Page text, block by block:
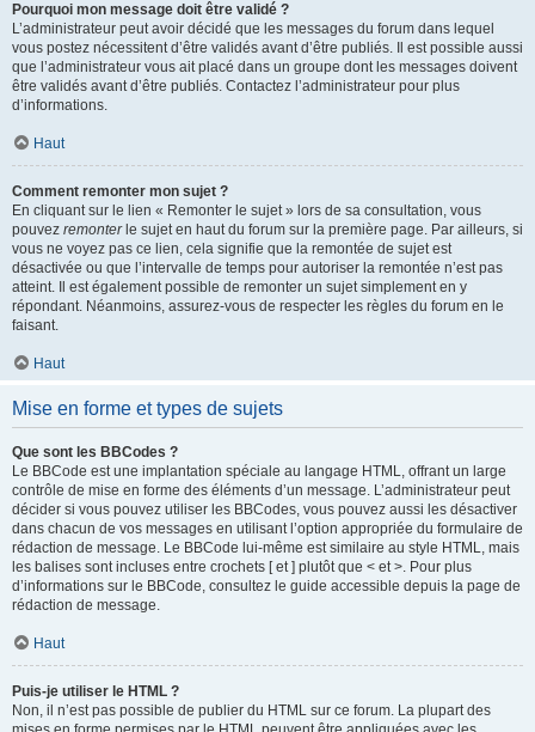
Pourquoi mon message doit être validé ?
L’administrateur peut avoir décidé que les messages du forum dans lequel
vous postez nécessitent d’être validés avant d’être publiés. Il est possible aussi
que l’administrateur vous ait placé dans un groupe dont les messages doivent
être validés avant d’être publiés. Contactez l’administrateur pour plus
d’informations.
Haut
Comment remonter mon sujet ?
En cliquant sur le lien « Remonter le sujet » lors de sa consultation, vous
pouvez remonterle sujet en haut du forum sur la première page. Par ailleurs, si
vous ne voyez pas ce lien, cela signifie que la remontée de sujet est
désactivée ou que l’intervalle de temps pour autoriser la remontée n’est pas
atteint. Il est également possible de remonter un sujet simplement en y
répondant. Néanmoins, assurez-vous de respecter les règles du forum en le
faisant.
Haut
Mise en forme et types de sujets
Que sont les BBCodes ?
Le BBCode est une implantation spéciale au langage HTML, offrant un large
contrôle de mise en forme des éléments d’un message. L’administrateur peut
décider si vous pouvez utiliser les BBCodes, vous pouvez aussi les désactiver
dans chacun de vos messages en utilisant l’option appropriée du formulaire de
rédaction de message. Le BBCode lui-même est similaire au style HTML, mais
les balises sont incluses entre crochets [ et ] plutôt que < et >. Pour plus
d’informations sur le BBCode, consultez le guide accessible depuis la page de
rédaction de message.
Haut
Puis-je utiliser le HTML ?
Non, il n’est pas possible de publier du HTML sur ce forum. La plupart des